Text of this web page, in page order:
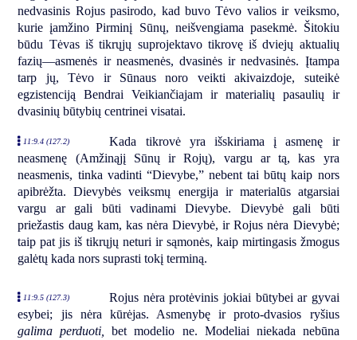
nedvasinis Rojus pasirodo, kad buvo Tėvo valios ir veiksmo,
kurie įamžino Pirminį Sūnų, neišvengiama pasekmė. Šitokiu
būdu Tėvas iš tikrųjų suprojektavo tikrovę iš dviejų aktualių
fazių—asmenės ir neasmenės, dvasinės ir nedvasinės. Įtampa
tarp jų, Tėvo ir Sūnaus noro veikti akivaizdoje, suteikė
egzistenciją Bendrai Veikiančiajam ir materialių pasaulių ir
dvasinių būtybių centrinei visatai.
11:9.4 (127.2)
Kada tikrovė yra išskiriama į asmenę ir
neasmenę (Amžinąjį Sūnų ir Rojų), vargu ar tą, kas yra
neasmenis, tinka vadinti “Dievybe,” nebent tai būtų kaip nors
apibrėžta. Dievybės veiksmų energija ir materialūs atgarsiai
vargu ar gali būti vadinami Dievybe. Dievybė gali būti
priežastis daug kam, kas nėra Dievybė, ir Rojus nėra Dievybė;
taip pat jis iš tikrųjų neturi ir sąmonės, kaip mirtingasis žmogus
galėtų kada nors suprasti tokį terminą.
11:9.5 (127.3)
Rojus nėra protėvinis jokiai būtybei ar gyvai
esybei; jis nėra kūrėjas. Asmenybę ir proto-dvasios ryšius
galima perduoti,
bet modelio ne. Modeliai niekada nebūna